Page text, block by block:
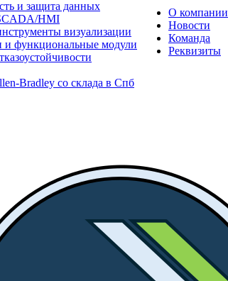
и защита данных
HMI
визуализации
и функциональные модули
Bradley со склада в Спб
О компании
Новости
Команда
Реквизиты